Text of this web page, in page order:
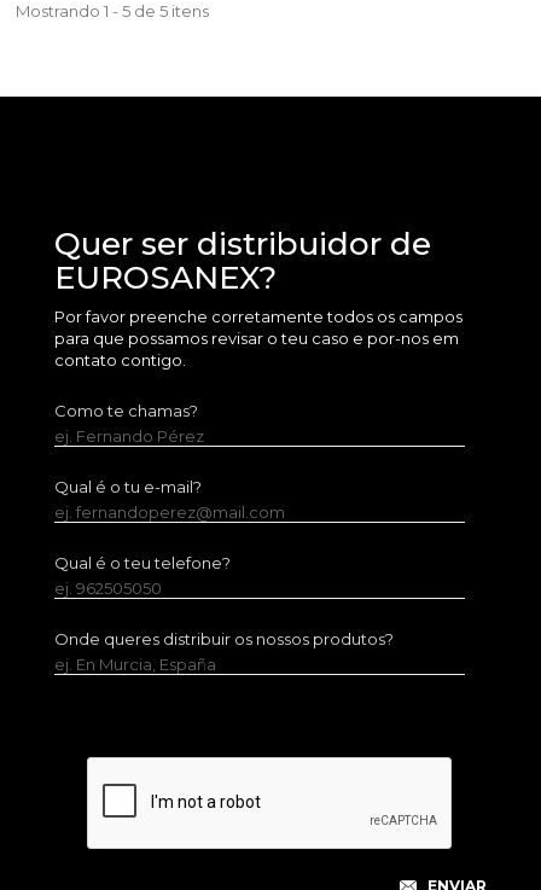
Mostrando 1 - 5 de 5 itens
Quer ser distribuidor de
EUROSANEX?
Por favor preenche corretamente todos os campos
para que possamos revisar o teu caso e por-nos em
contato contigo.
Como te chamas?
ej. Fernando Pérez
Qual é o tu e-mail?
ej. fernandoperez@mail.com
Qual é o teu telefone?
ej. 962505050
Onde queres distribuir os nossos produtos?
ej. En Murcia, España